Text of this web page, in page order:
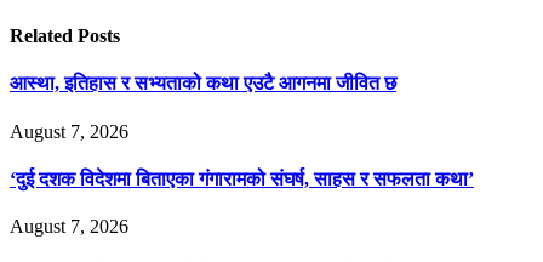
Related Posts
आस्था, इतिहास र सभ्यताको कथा एउटै आगनमा जीवित छ
August 7, 2026
‘दुई दशक विदेशमा बिताएका गंगारामको संघर्ष, साहस र सफलता कथा’
August 7, 2026